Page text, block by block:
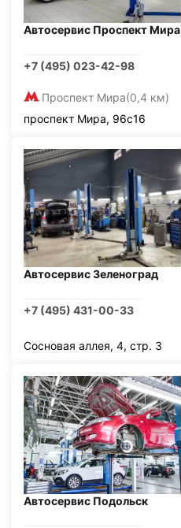
Автосервис Проспект Мира
+7 (495) 023-42-98
Проспект Мира(0,4 км)
проспект Мира, 96с16
Автосервис Зеленоград
+7 (495) 431-00-33
Сосновая аллея, 4, стр. 3
Автосервис Подольск